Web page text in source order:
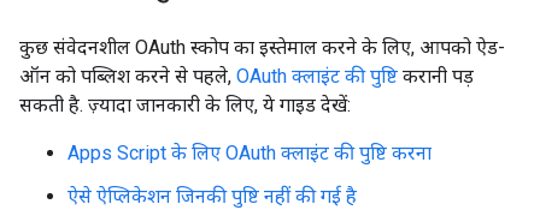
कुछ संवेदनशील OAuth स्कोप का इस्तेमाल करने के लिए, आपको ऐड-
ऑन को पब्लिश करने से पहले, OAuth क्लाइंट की पुष्टि करानी पड़
सकती है. ज़्यादा जानकारी के लिए, ये गाइड देखें:
Apps Script के लिए OAuth क्लाइंट की पुष्टि करना
ऐसे ऐप्लिकेशन जिनकी पुष्टि नहीं की गई है